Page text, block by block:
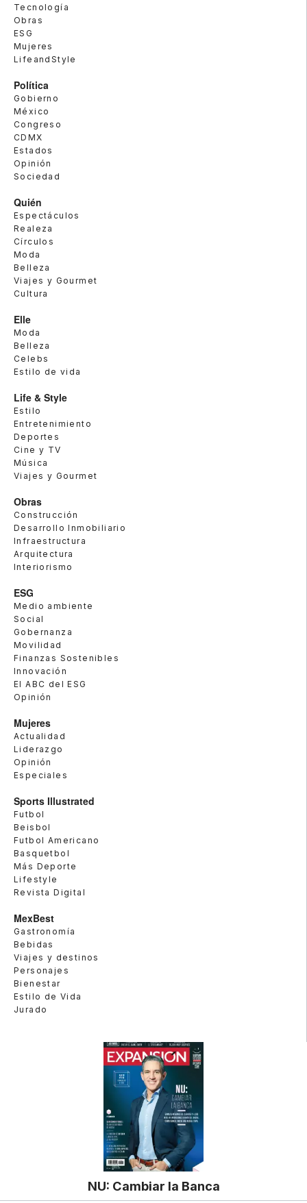
Tecnología
Obras
ESG
Mujeres
LifeandStyle
Política
Gobierno
México
Congreso
CDMX
Estados
Opinión
Sociedad
Quién
Espectáculos
Realeza
Círculos
Moda
Belleza
Viajes y Gourmet
Cultura
Elle
Moda
Belleza
Celebs
Estilo de vida
Life & Style
Estilo
Entretenimiento
Deportes
Cine y TV
Música
Viajes y Gourmet
Obras
Construcción
Desarrollo Inmobiliario
Infraestructura
Arquitectura
Interiorismo
ESG
Medio ambiente
Social
Gobernanza
Movilidad
Finanzas Sostenibles
Innovación
El ABC del ESG
Opinión
Mujeres
Actualidad
Liderazgo
Opinión
Especiales
Sports Illustrated
Futbol
Beisbol
Futbol Americano
Basquetbol
Más Deporte
Lifestyle
Revista Digital
MexBest
Gastronomía
Bebidas
Viajes y destinos
Personajes
Bienestar
Estilo de Vida
Jurado
NU: Cambiar la Banca